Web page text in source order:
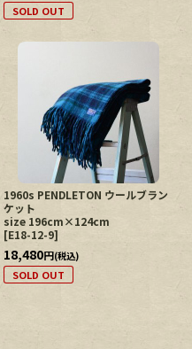
SOLD OUT
1960s PENDLETON ウールブラン
ケット
size 196cm×124cm
[E18-12-9]
18,480円(税込)
SOLD OUT